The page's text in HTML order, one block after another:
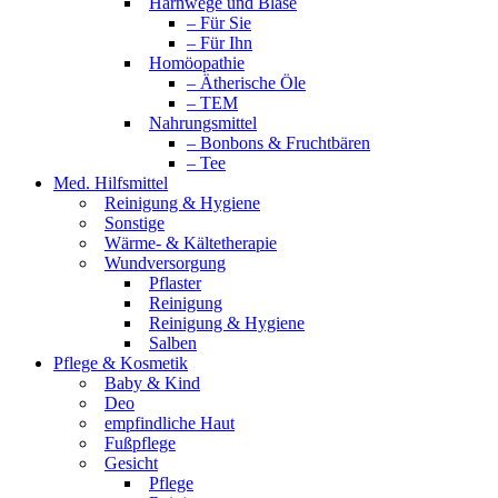
– Für Sie
– Für Ihn
Homöopathie
– Ätherische Öle
– TEM
Nahrungsmittel
– Bonbons & Fruchtbären
– Tee
Med. Hilfsmittel
Reinigung & Hygiene
Sonstige
Wärme- & Kältetherapie
Wundversorgung
Pflaster
Reinigung
Reinigung & Hygiene
Salben
Pflege & Kosmetik
Baby & Kind
Deo
empfindliche Haut
Fußpflege
Gesicht
Pflege